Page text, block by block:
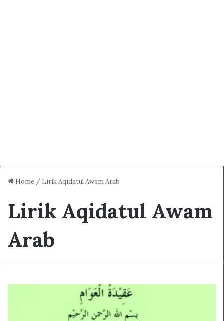
Home / Lirik Aqidatul Awam Arab
Lirik Aqidatul Awam
Arab